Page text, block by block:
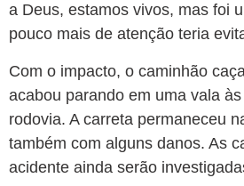
a Deus, estamos vivos, mas foi
pouco mais de atenção teria
Com o impacto, o caminhão
acabou parando em uma vala
rodovia. A carreta permaneceu
também com alguns danos. As
acidente ainda serão